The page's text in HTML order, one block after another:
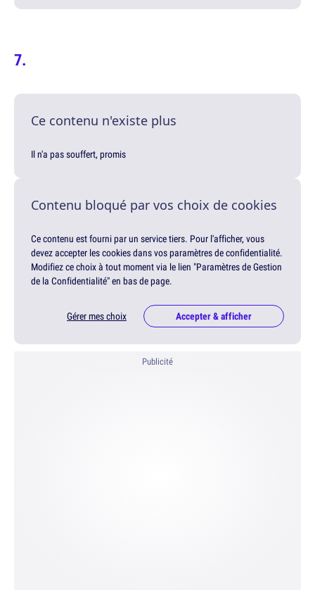
Ce contenu n'existe plus
Il n'a pas souffert, promis
Contenu bloqué par vos choix de cookies
Ce contenu est fourni par un service tiers. Pour l'afficher, vous
devez accepter les cookies dans vos paramètres de confidentialité.
Modifiez ce choix à tout moment via le lien "Paramètres de Gestion
de la Confidentialité" en bas de page.
Gérer mes choix Accepter & afficher
Publicité